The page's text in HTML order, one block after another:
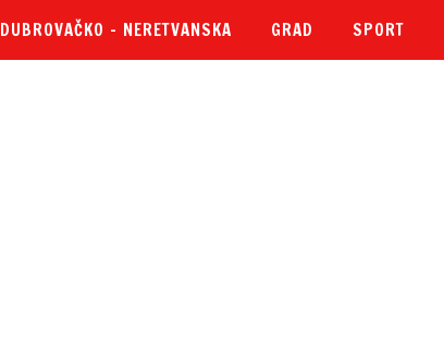
DUBROVAČKO – NERETVANSKA GRAD SPORT